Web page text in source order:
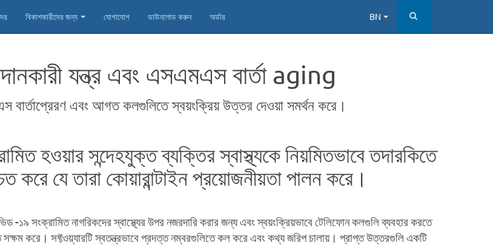
BN
বিকাশকারীদের জন্য যোগাযোগ ডাউনলোড করুন অর্ডার
যন্ত্র এবং এসএমএস বার্তা aging
এবং আগত কলগুলিতে স্বয়ংক্রিয় উত্তর দেওয়া সমর্থন করে।
হওয়ার সন্দেহযুক্ত ব্যক্তির স্বাস্থ্যকে নিয়মিতভাবে তদারকিতে
করে যে তারা কোয়ারান্টাইন প্রয়োজনীয়তা পালন করে।
-১৯ সংক্রামিত নাগরিকদের স্বাস্থ্যের উপর নজরদারি করার জন্য এবং স্বয়ংক্রিয়ভাবে টেলিফোন কলগুলি ব্যবহার করতে
সক্ষম করে। সফ্টওয়্যারটি স্বতন্ত্রভাবে প্রদত্ত নম্বরগুলিতে কল করে এবং কথ্য জরিপ চালায়। প্রাপ্ত উত্তরগুলি একটি